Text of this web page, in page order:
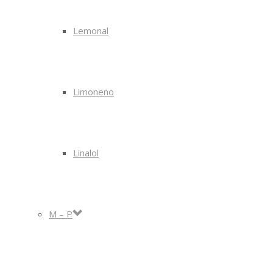
Lemonal
Limoneno
Linalol
M – P